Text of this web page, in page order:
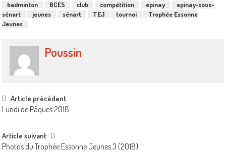
badminton BCES club compétition epinay
epinay-sous-
sénart
jeunes sénart TEJ tournoi
Trophée Essonne
Jeunes
Poussin
Post
navigation
Article précédent
Lundi de Pâques 2018
Article suivant
Photos du Trophée Essonne Jeunes 3 (2018)